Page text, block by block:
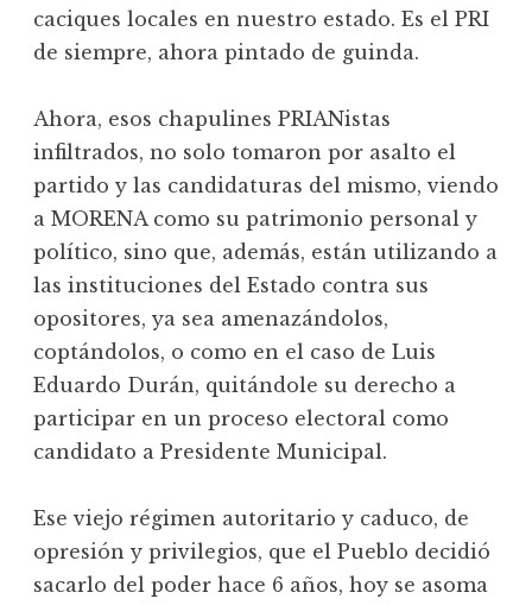
caciques locales en nuestro estado. Es el PRI
de siempre, ahora pintado de guinda.
Ahora, esos chapulines PRIANistas
infiltrados, no solo tomaron por asalto el
partido y las candidaturas del mismo, viendo
a MORENA como su patrimonio personal y
político, sino que, además, están utilizando a
las instituciones del Estado contra sus
opositores, ya sea amenazándolos,
coptándolos, o como en el caso de Luis
Eduardo Durán, quitándole su derecho a
participar en un proceso electoral como
candidato a Presidente Municipal.
Ese viejo régimen autoritario y caduco, de
opresión y privilegios, que el Pueblo decidió
sacarlo del poder hace 6 años, hoy se asoma